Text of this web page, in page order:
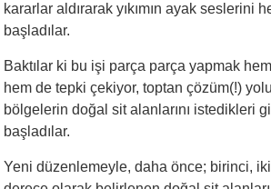
kararlar aldırarak yıkımın ayak seslerini
başladılar.
Baktılar ki bu işi parça parça yapmak
hem de tepki çekiyor, toptan çözüm(!)
bölgelerin doğal sit alanlarını istedikleri
başladılar.
Yeni düzenlemeyle, daha önce; birinci,